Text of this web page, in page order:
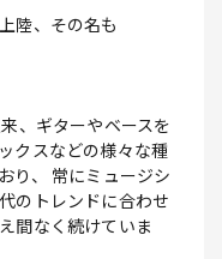
陸、その名も
、ギターやベースを
クスなどの様々な種
り、 常にミュージシ
のトレンドに合わせ
間なく続けていま